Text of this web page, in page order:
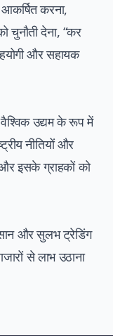
आकर्षित करना,
चुनौती देना, “कर
और सहायक
उद्यम के रूप में
नीतियों और
इसके ग्राहकों को
और सुलभ ट्रेडिंग
से लाभ उठाना